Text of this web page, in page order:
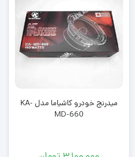
میدرنج خودرو کاشیاما مدل KA-
MD-660